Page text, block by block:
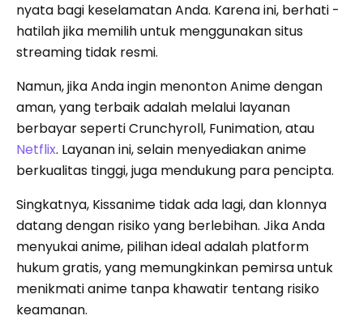
nyata bagi keselamatan Anda. Karena ini, berhati -
hatilah jika memilih untuk menggunakan situs
streaming tidak resmi.
Namun, jika Anda ingin menonton Anime dengan
aman, yang terbaik adalah melalui layanan
berbayar seperti Crunchyroll, Funimation, atau
Netflix. Layanan ini, selain menyediakan anime
berkualitas tinggi, juga mendukung para pencipta.
Singkatnya, Kissanime tidak ada lagi, dan klonnya
datang dengan risiko yang berlebihan. Jika Anda
menyukai anime, pilihan ideal adalah platform
hukum gratis, yang memungkinkan pemirsa untuk
menikmati anime tanpa khawatir tentang risiko
keamanan.